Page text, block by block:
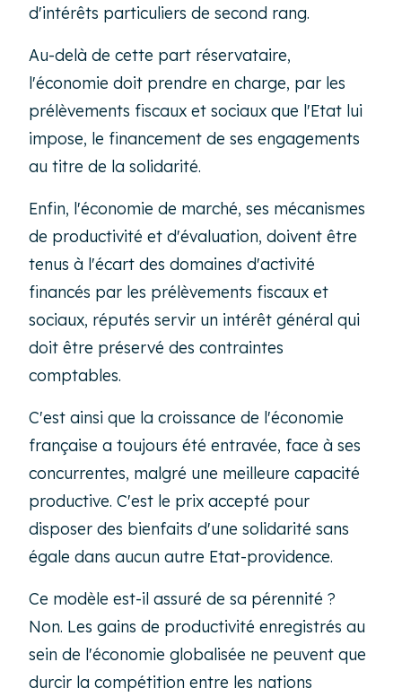
d'intérêts particuliers de second rang.
Au-delà de cette part réservataire,
l'économie doit prendre en charge, par les
prélèvements fiscaux et sociaux que l'Etat lui
impose, le financement de ses engagements
au titre de la solidarité.
Enfin, l'économie de marché, ses mécanismes
de productivité et d'évaluation, doivent être
tenus à l'écart des domaines d'activité
financés par les prélèvements fiscaux et
sociaux, réputés servir un intérêt général qui
doit être préservé des contraintes
comptables.
C'est ainsi que la croissance de l'économie
française a toujours été entravée, face à ses
concurrentes, malgré une meilleure capacité
productive. C'est le prix accepté pour
disposer des bienfaits d'une solidarité sans
égale dans aucun autre Etat-providence.
Ce modèle est-il assuré de sa pérennité ?
Non. Les gains de productivité enregistrés au
sein de l'économie globalisée ne peuvent que
durcir la compétition entre les nations